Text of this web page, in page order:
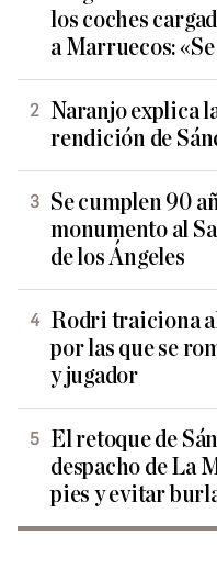
los coches
a Marruecos:
Naranjo explica
rendición de
Se cumplen 90
monumento al
de los Ángeles
Rodri traiciona
por las que se
y jugador
El retoque de
despacho de La
pies y evitar